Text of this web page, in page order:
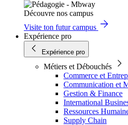
Découvre nos campus
Visite ton futur campus
Expérience pro
Expérience pro
Métiers et Débouchés
Commerce et
Communication et
Gestion & Finance
International
Ressources
Supply Chain